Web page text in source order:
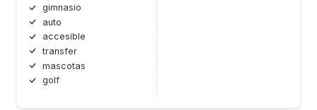
gimnasio
auto
accesible
transfer
mascotas
golf